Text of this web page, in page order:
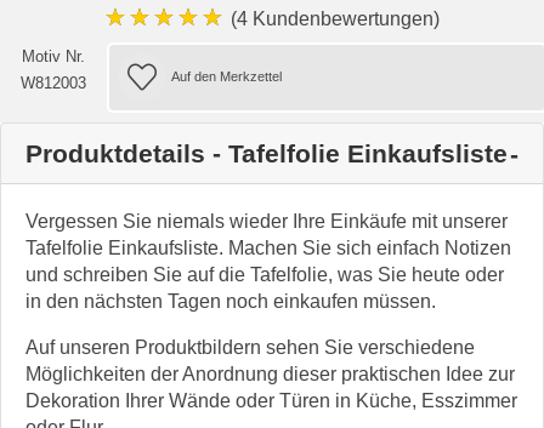
★★★★★ (4 Kundenbewertungen)
Motiv Nr.
W812003
Produktdetails - Tafelfolie Einkaufsliste
Vergessen Sie niemals wieder Ihre Einkäufe mit unserer
Tafelfolie Einkaufsliste. Machen Sie sich einfach Notizen
und schreiben Sie auf die Tafelfolie, was Sie heute oder
in den nächsten Tagen noch einkaufen müssen.
Auf unseren Produktbildern sehen Sie verschiedene
Möglichkeiten der Anordnung dieser praktischen Idee zur
Dekoration Ihrer Wände oder Türen in Küche, Esszimmer